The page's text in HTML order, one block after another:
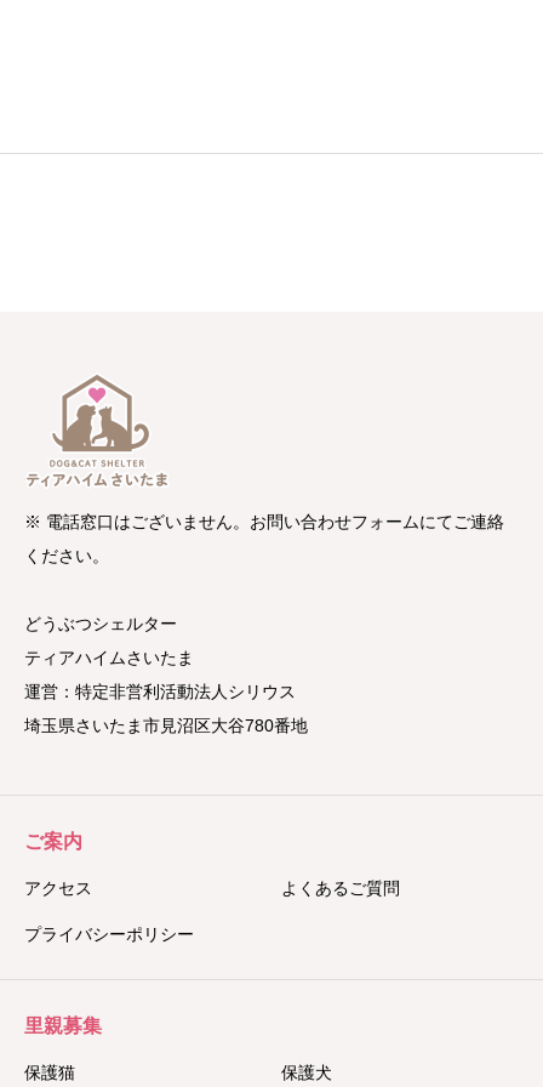
※ 電話窓口はございません。お問い合わせフォームにてご連絡
ください。
どうぶつシェルター
ティアハイムさいたま
運営：特定非営利活動法人シリウス
埼玉県さいたま市見沼区大谷780番地
ご案内
アクセス よくあるご質問
プライバシーポリシー
里親募集
保護猫 保護犬